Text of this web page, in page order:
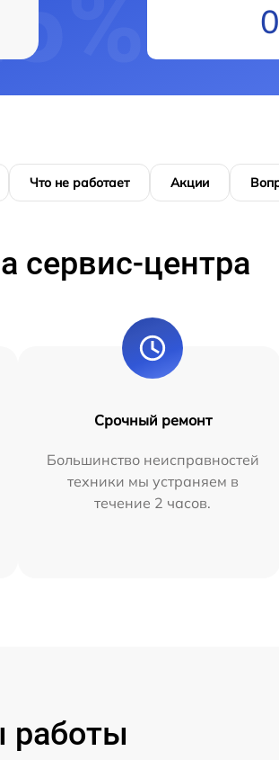
Что не работает Акции
сервис-центра
Срочный ремонт
Большинство неисправностей
техники мы устраняем в
течение 2 часов.
работы